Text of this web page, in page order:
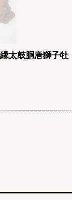
太鼓胴唐獅子牡